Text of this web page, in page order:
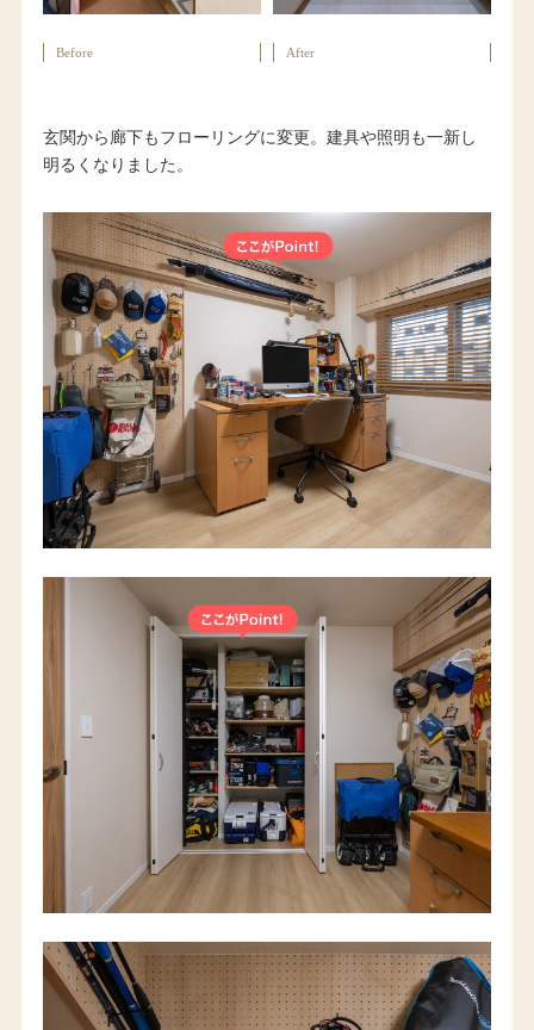
Before After
玄関から廊下もフローリングに変更。建具や照明も一新し
明るくなりました。